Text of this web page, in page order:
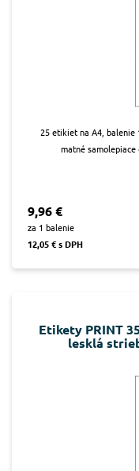
25 etikiet na A4, balenie
matné
9,96 €
za 1 balenie
12,05 € s DPH
Etikety PRINT
lesklá